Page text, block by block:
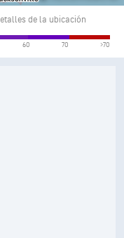
de la ubicación
60 70 >70